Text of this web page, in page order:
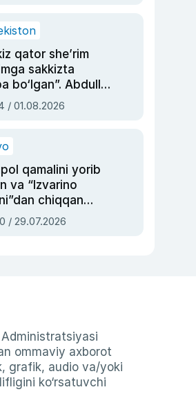
qator she’rim
sakkizta
bo‘lgan”. Abdulla
siyosiy
asrab
/ 01.08.2026
qamalini yorib
va “Izvarino
chiqqan
— Ukraina
bosh
/ 29.07.2026
Administratsiyasi
ommaviy axborot
grafik, audio va/yoki
ko‘rsatuvchi